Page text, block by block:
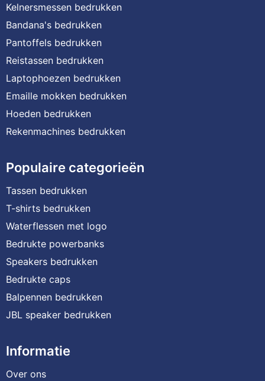
Kelnersmessen bedrukken
Bandana's bedrukken
Pantoffels bedrukken
Reistassen bedrukken
Laptophoezen bedrukken
Emaille mokken bedrukken
Hoeden bedrukken
Rekenmachines bedrukken
Populaire categorieën
Tassen bedrukken
T-shirts bedrukken
Waterflessen met logo
Bedrukte powerbanks
Speakers bedrukken
Bedrukte caps
Balpennen bedrukken
JBL speaker bedrukken
Informatie
Over ons